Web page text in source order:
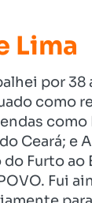
Lima
por
como
Ceará; e
Furto ao
Fui